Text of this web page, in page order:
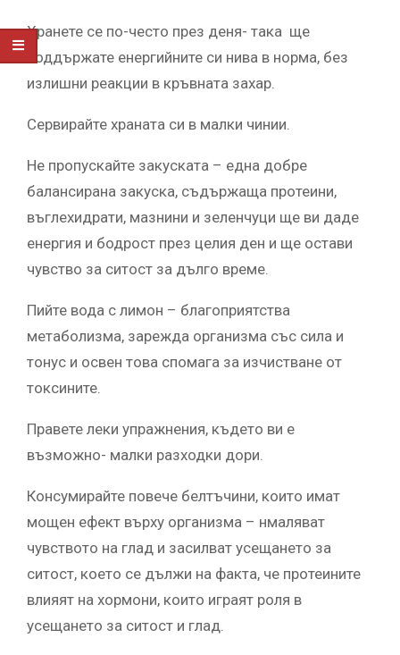
Хранете се по-често през деня- така ще
поддържате енергийните си нива в норма, без
излишни реакции в кръвната захар.
Сервирайте храната си в малки чинии.
Не пропускайте закуската – една добре
балансирана закуска, съдържаща протеини,
въглехидрати, мазнини и зеленчуци ще ви даде
енергия и бодрост през целия ден и ще остави
чувство за ситост за дълго време.
Пийте вода с лимон – благоприятства
метаболизма, зарежда организма със сила и
тонус и освен това спомага за изчистване от
токсините.
Правете леки упражнения, където ви е
възможно- малки разходки дори.
Консумирайте повече белтъчини, които имат
мощен ефект върху организма – нмаляват
чувството на глад и засилват усещането за
ситост, което се дължи на факта, че протеините
влияят на хормони, които играят роля в
усещането за ситост и глад.